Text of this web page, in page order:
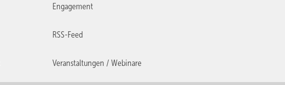
Engagement
RSS-Feed
Veranstaltungen / Webinare